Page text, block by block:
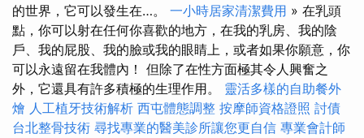
的世界，它可以發生在…。 一小時居家清潔費用 » 在乳頭
點，你可以射在任何你喜歡的地方，在我的乳房、我的陰
戶、我的屁股、我的臉或我的眼睛上，或者如果你願意，你
可以永遠留在我體內！ 但除了在性方面極其令人興奮之
外，它還具有許多積極的生理作用。 靈活多樣的自助餐外
燴 人工植牙技術解析 西屯體態調整 按摩師資格證照 討債
台北整骨技術 尋找專業的醫美診所讓您更自信 專業會計師